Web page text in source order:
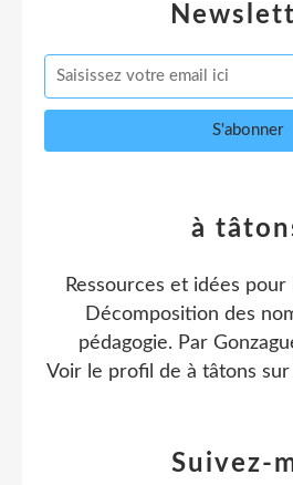
à
Ressources et idées
Décomposition des
pédagogie. Par
Voir le profil de à tâtons sur
Suivez-